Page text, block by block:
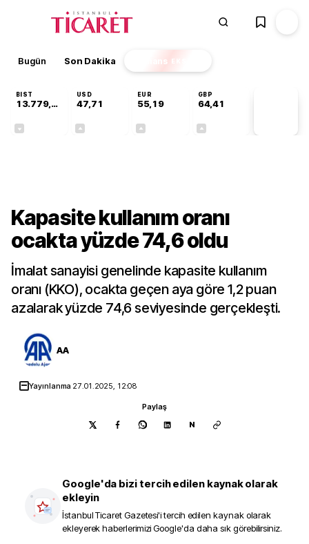
Bugün Son Dakika Finans EKSTRA
BIST
13.779,39
USD
47,71
EUR
55,19
GBP
64,41
Kapasite kullanım oranı
ocakta yüzde 74,6 oldu
İmalat sanayisi genelinde kapasite kullanım
oranı (KKO), ocakta geçen aya göre 1,2 puan
azalarak yüzde 74,6 seviyesinde gerçekleşti.
AA
Yayınlanma 27.01.2025, 12:08
Paylaş
N
Google'da bizi tercih edilen kaynak olarak
ekleyin
İstanbul Ticaret Gazetesi'i tercih edilen kaynak olarak
ekleyerek haberlerimizi Google'da daha sık görebilirsiniz.